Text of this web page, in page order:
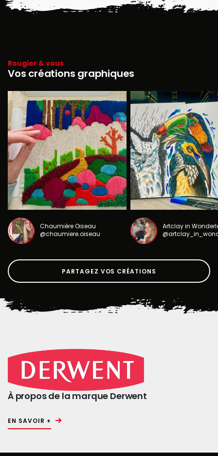
Rougier & vous
Vos créations graphiques
Chaumière Oiseau
@chaumiere.oiseau
Artclay in
PARTAGEZ VOS CRÉATIONS
À propos de la marque Derwent
EN SAVOIR +